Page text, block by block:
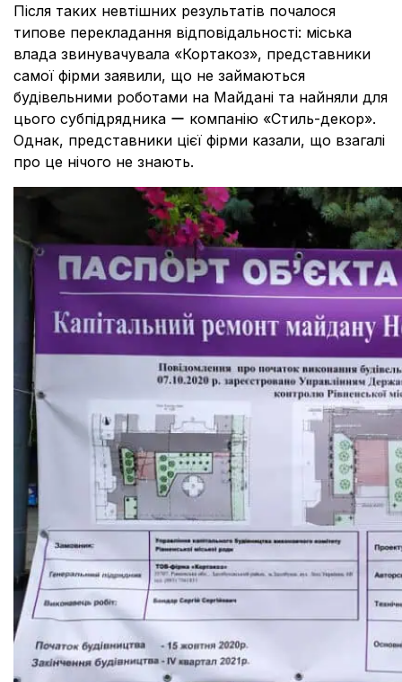
Після таких невтішних результатів почалося
типове перекладання відповідальності: міська
влада звинувачувала «Кортакоз», представники
самої фірми заявили, що не займаються
будівельними роботами на Майдані та найняли для
цього субпідрядника ー компанію «Стиль-декор».
Однак, представники цієї фірми казали, що взагалі
про це нічого не знають.